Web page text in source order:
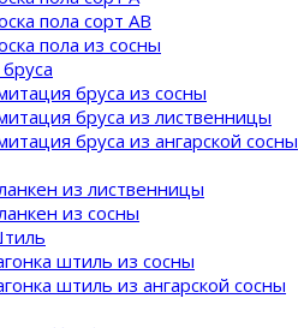
пола сорт AB
пола из сосны
бруса из сосны
бруса из лиственницы
бруса из ангарской сосны
из лиственницы
из сосны
штиль из сосны
штиль из ангарской сосны